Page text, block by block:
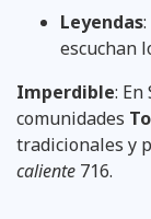
Leyendas
escuchan
Imperdible: En
comunidades
tradicionales y
caliente 716.